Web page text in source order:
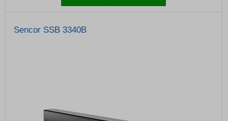
Sencor SSB 3340B